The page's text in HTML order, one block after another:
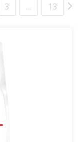
3 … 13